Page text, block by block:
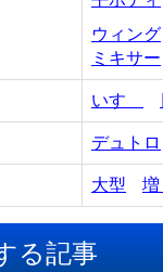
ウィング
ミキサー
いすゞ
デュトロ
大型 増
る記事